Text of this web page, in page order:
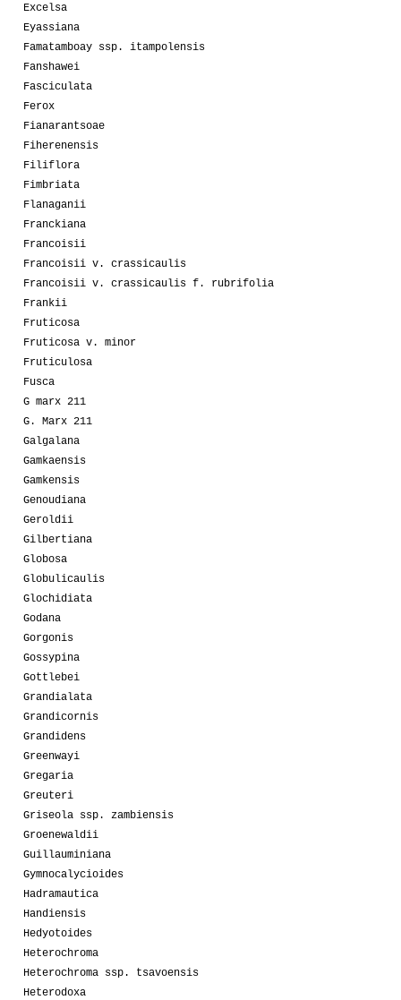
Excelsa
Eyassiana
Famatamboay ssp. itampolensis
Fanshawei
Fasciculata
Ferox
Fianarantsoae
Fiherenensis
Filiflora
Fimbriata
Flanaganii
Franckiana
Francoisii
Francoisii v. crassicaulis
Francoisii v. crassicaulis f. rubrifolia
Frankii
Fruticosa
Fruticosa v. minor
Fruticulosa
Fusca
G marx 211
G. Marx 211
Galgalana
Gamkaensis
Gamkensis
Genoudiana
Geroldii
Gilbertiana
Globosa
Globulicaulis
Glochidiata
Godana
Gorgonis
Gossypina
Gottlebei
Grandialata
Grandicornis
Grandidens
Greenwayi
Gregaria
Greuteri
Griseola ssp. zambiensis
Groenewaldii
Guillauminiana
Gymnocalycioides
Hadramautica
Handiensis
Hedyotoides
Heterochroma
Heterochroma ssp. tsavoensis
Heterodoxa